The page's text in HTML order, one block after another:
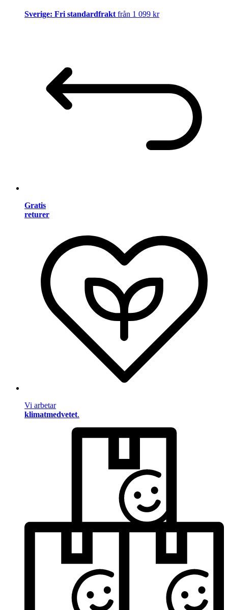
Sverige: Fri standardfrakt från 1 099 kr
Gratis
returer
Vi arbetar
klimatmedvetet.